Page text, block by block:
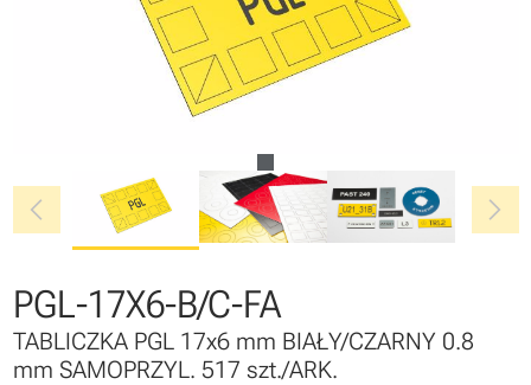
chevron_left chevron_right
PGL-17X6-B/C-FA
TABLICZKA PGL 17x6 mm BIAŁY/CZARNY 0.8
mm SAMOPRZYL. 517 szt./ARK.